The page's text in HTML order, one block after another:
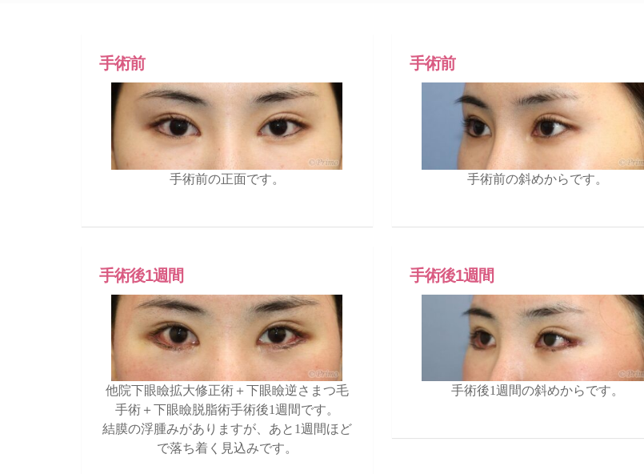
手術前
手術前の正面です。
手術前
手術前の斜めからです。
手術後1週間
他院下眼瞼拡大修正術＋下眼瞼逆さまつ毛
手術＋下眼瞼脱脂術手術後1週間です。
結膜の浮腫みがありますが、あと1週間ほど
で落ち着く見込みです。
手術後1週間
手術後1週間の斜めからです。